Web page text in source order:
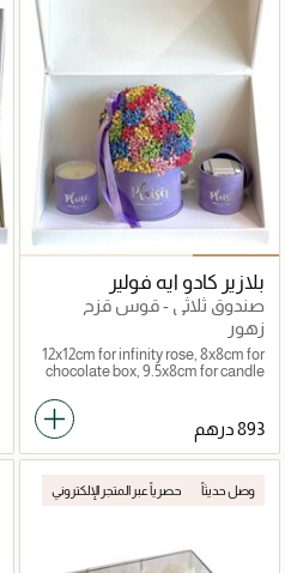
بلازير كادو ايه فولير
صندوق ثلاثي - قوس قزح
جيبسو، شوكولاتة، شمعة
زهور
12x12cm for infinity rose, 8x8cm for
chocolate box, 9.5x8cm for candle
وصل حديثاً حصرياً عبر المتجر الإلكتروني